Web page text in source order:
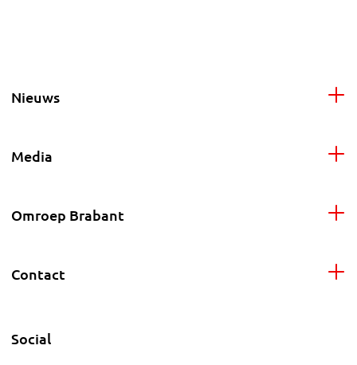
Nieuws
Media
Omroep Brabant
Contact
Social